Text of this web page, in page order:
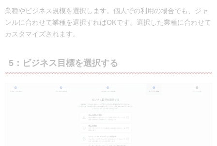
業種やビジネス規模を選択します。個人での利用の場合でも、ジャ
ンルに合わせて業種を選択すればOKです。選択した業種に合わせて
カスタマイズされます。
5：ビジネス目標を選択する